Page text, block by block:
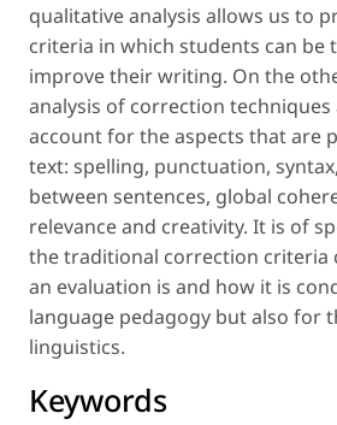
qualitative analysis allows us to
criteria in which students can be
improve their writing. On the
analysis of correction techniques
account for the aspects that are
text: spelling, punctuation,
between sentences, global
relevance and creativity. It is of
the traditional correction
an evaluation is and how it is
language pedagogy but also for
linguistics.
Keywords